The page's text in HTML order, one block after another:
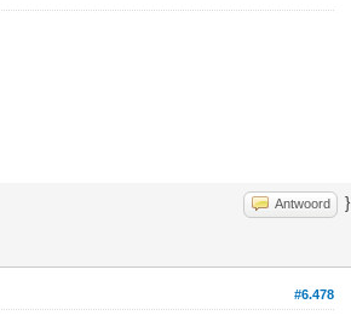
Antwoord }
#6.478